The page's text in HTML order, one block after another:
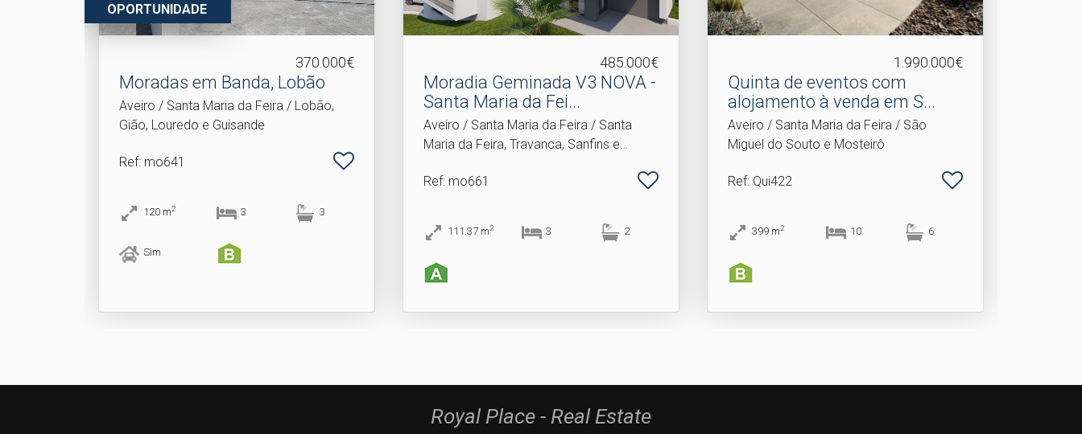
OPORTUNIDADE
370.000€
Moradas em Banda, Lobão
Aveiro / Santa Maria da Feira / Lobão,
Gião, Louredo e Guisande
Ref: mo641
120 m2 3 3
Sim
485.000€
Moradia Geminada V3 NOVA -
Santa Maria da Fei.​..
Aveiro / Santa Maria da Feira / Santa
Maria da Feira, Travanca, Sanfins e
Ref: mo661
111.37 m2 3 2
1.990.000€
Quinta de eventos com
alojamento à venda em S.​..
Aveiro / Santa Maria da Feira / São
Miguel do Souto e Mosteirô
Ref: Qui422
399 m2 10 6
Royal Place - Real Estate